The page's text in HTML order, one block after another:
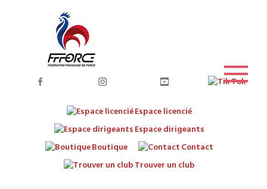
Espace licencié
Espace dirigeants
Boutique
Contact
Trouver un club